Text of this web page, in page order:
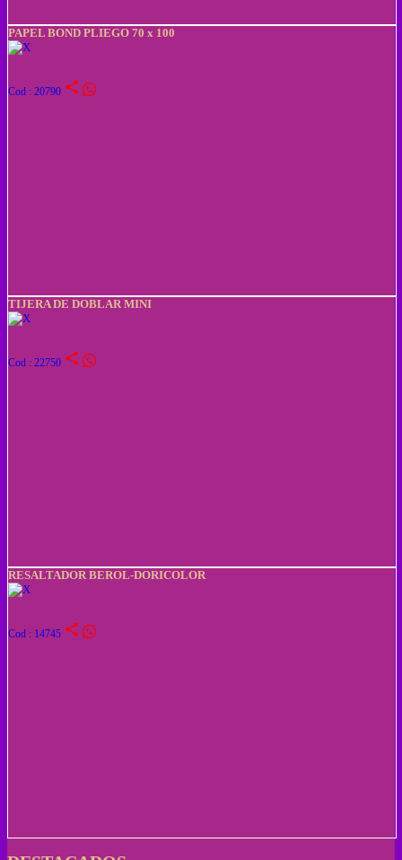
PAPEL BOND PLIEGO 70 x 100
Cod : 20790 share
TIJERA DE DOBLAR MINI
Cod : 22750 share
RESALTADOR BEROL-DORICOLOR
Cod : 14745 share